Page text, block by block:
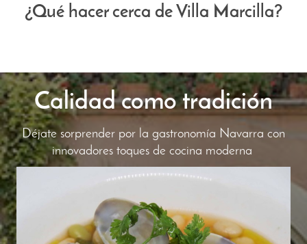
¿Qué hacer cerca de Villa Marcilla?
Calidad como tradición
Déjate sorprender por la gastronomía Navarra con
innovadores toques de cocina moderna